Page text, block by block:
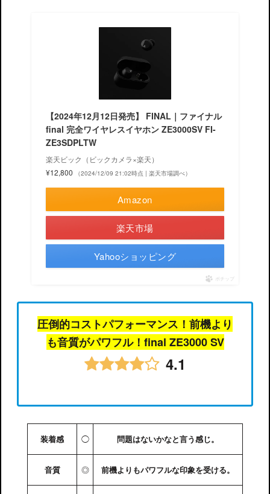
【2024年12月12日発売】 FINAL｜ファイナル
final 完全ワイヤレスイヤホン ZE3000SV FI-
ZE3SDPLTW
楽天ビック（ビックカメラ×楽天）
¥12,800
（2024/12/09 21:02時点 | 楽天市場調べ）
Amazon
楽天市場
Yahooショッピング
ポチップ
圧倒的コストパフォーマンス！前機より
も音質がパワフル！final ZE3000 SV
4.1
装着感 ◯ 問題はないかなと言う感じ。
音質 ◎ 前機よりもパワフルな印象を受ける。